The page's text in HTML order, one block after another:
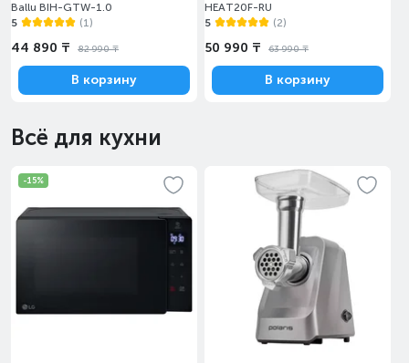
Ballu BIH-GTW-1.0
5
(1)
44 890 ₸ 82 990 ₸
В корзину
HEAT20F-RU
5
(2)
50 990 ₸ 63 990 ₸
В корзину
Всё для кухни
-15%